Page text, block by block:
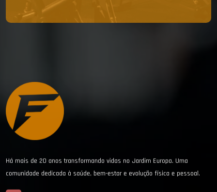
Há mais de 20 anos transformando vidas no Jardim Europa. Uma
comunidade dedicada à saúde, bem-estar e evolução física e pessoal.